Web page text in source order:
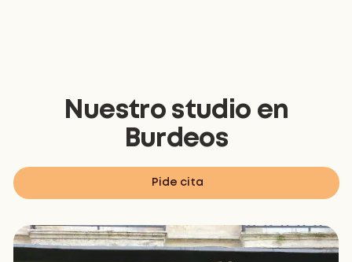
Nuestro studio en
Burdeos
Pide cita